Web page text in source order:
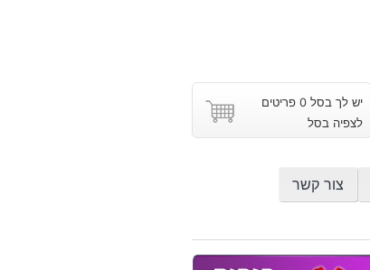
יש לך בסל 0 פריטים
לצפיה בסל
צור קשר